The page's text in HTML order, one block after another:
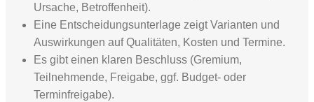
Ursache, Betroffenheit).
Eine Entscheidungsunterlage zeigt Varianten und
Auswirkungen auf Qualitäten, Kosten und Termine.
Es gibt einen klaren Beschluss (Gremium,
Teilnehmende, Freigabe, ggf. Budget- oder
Terminfreigabe).